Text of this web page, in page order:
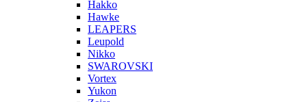
Hakko
Hawke
LEAPERS
Leupold
Nikko
SWAROVSKI
Vortex
Yukon